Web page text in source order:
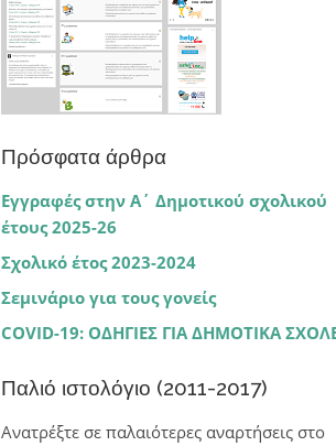
Πρόσφατα άρθρα
Εγγραφές στην Α΄ Δημοτικού σχολικού
έτους 2025-26
Σχολικό έτος 2023-2024
Σεμινάριο για τους γονείς
COVID-19: ΟΔΗΓΙΕΣ ΓΙΑ ΔΗΜΟΤΙΚΑ
Παλιό ιστολόγιο (2011-2017)
Ανατρέξτε σε παλαιότερες αναρτήσεις στο